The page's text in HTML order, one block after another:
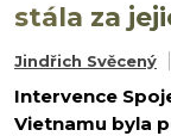
stála za
Jindřich Svěcený
Intervence
Vietnamu byla